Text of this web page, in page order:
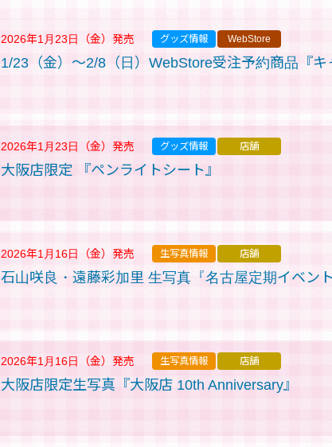
2026年1月23日（金） 発売
1/23（金）～2/8（日）WebStore受注予約商品『キ
グッズ情報 WebStore
2026年1月23日（金） 発売
大阪店限定 『ペンライトシート』
グッズ情報 店舗
2026年1月16日（金） 発売
石山咲良・遠藤彩加里 生写真『名古屋定期イベン
生写真情報 店舗
2026年1月16日（金） 発売
大阪店限定生写真『大阪店 10th Anniversary』
生写真情報 店舗